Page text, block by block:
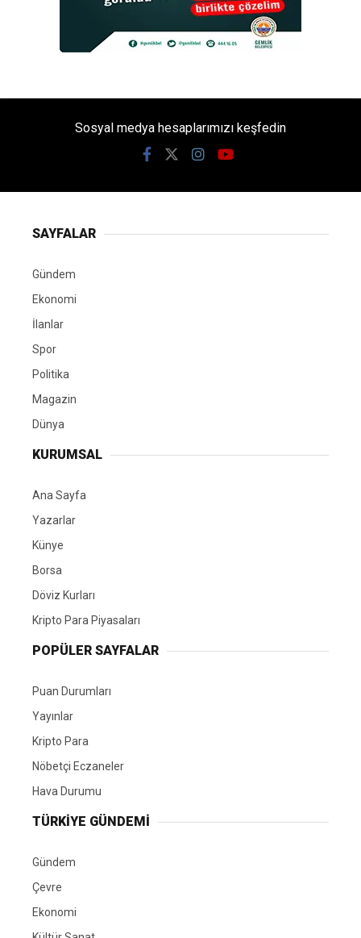
Sosyal medya hesaplarımızı keşfedin
SAYFALAR
Gündem
Ekonomi
İlanlar
Spor
Politika
Magazin
Dünya
KURUMSAL
Ana Sayfa
Yazarlar
Künye
Borsa
Döviz Kurları
Kripto Para Piyasaları
POPÜLER SAYFALAR
Puan Durumları
Yayınlar
Kripto Para
Nöbetçi Eczaneler
Hava Durumu
TÜRKIYE GÜNDEMI
Gündem
Çevre
Ekonomi